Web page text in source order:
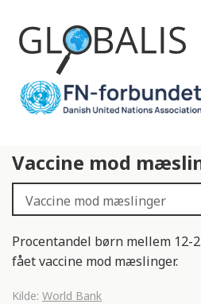
Vaccine mod
Procentandel børn mellem 12-
fået vaccine mod mæslinger.
Kilde: World Bank